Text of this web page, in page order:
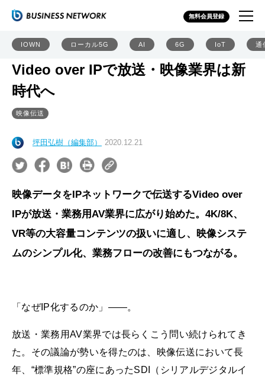
無料会員登録
IOWN ローカル5G AI 6G IoT 通
Video over IPで放送・映像業界は新
時代へ
映像伝送
坪田弘樹（編集部） 2020.12.21
映像データをIPネットワークで伝送するVideo over
IPが放送・業務用AV業界に広がり始めた。4K/8K、
VR等の大容量コンテンツの扱いに適し、映像システ
ムのシンプル化、業務フローの改善にもつながる。
「なぜIP化するのか」――。
放送・業務用AV業界では長らくこう問い続けられてき
た。その議論が勢いを得たのは、映像伝送において長
年、“標準規格”の座にあったSDI（シリアルデジタルイ